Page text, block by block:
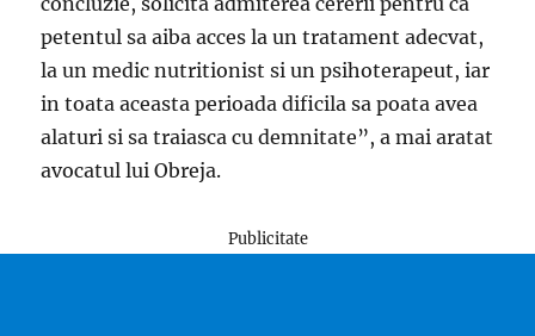
petentul sa aiba acces la un tratament adecvat,
la un medic nutritionist si un psihoterapeut, iar
in toata aceasta perioada dificila sa poata avea
alaturi si sa traiasca cu demnitate”, a mai aratat
avocatul lui Obreja.
Publicitate